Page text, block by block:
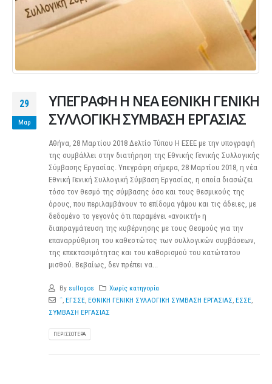
29
Μαρ
ΥΠΕΓΡΑΦΗ Η ΝΕΑ ΕΘΝΙΚΗ ΓΕΝΙΚΗ
ΣΥΛΛΟΓΙΚΗ ΣΥΜΒΑΣΗ ΕΡΓΑΣΙΑΣ
Αθήνα, 28 Μαρτίου 2018 Δελτίο Τύπου Η ΕΣΕΕ με την υπογραφή
της συμβάλλει στην διατήρηση της Εθνικής Γενικής Συλλογικής
Σύμβασης Εργασίας. Υπεγράφη σήμερα, 28 Μαρτίου 2018, η νέα
Εθνική Γενική Συλλογική Σύμβαση Εργασίας, η οποία διασώζει
τόσο τον θεσμό της σύμβασης όσο και τους θεσμικούς της
όρους, που περιλαμβάνουν το επίδομα γάμου και τις άδειες, με
δεδομένο το γεγονός ότι παραμένει «ανοικτή» η
διαπραγμάτευση της κυβέρνησης με τους Θεσμούς για την
επαναρρύθμιση του καθεστώτος των συλλογικών συμβάσεων,
της επεκτασιμότητας και του καθορισμού του κατώτατου
μισθού. Βεβαίως, δεν πρέπει να...
By sullogos
Χωρίς κατηγορία
΅, ΕΓΣΣΕ, ΕΘΝΙΚΗ ΓΕΝΙΚΗ ΣΥΛΛΟΓΙΚΗ ΣΥΜΒΑΣΗ ΕΡΓΑΣΙΑΣ, ΕΣΣΕ,
ΣΥΜΒΑΣΗ ΕΡΓΑΣΙΑΣ
ΠΕΡΙΣΣΌΤΕΡΑ